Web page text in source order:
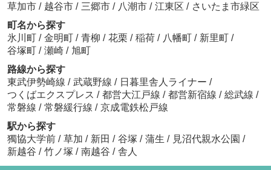
草加市 / 越谷市 / 三郷市 / 八潮市 / 江東区 / さいたま市緑区
町名から探す
氷川町 / 金明町 / 青柳 / 花栗 / 稲荷 / 八幡町 / 新里町 /
谷塚町 / 瀬崎 / 旭町
路線から探す
東武伊勢崎線 / 武蔵野線 / 日暮里舎人ライナー /
つくばエクスプレス / 都営大江戸線 / 都営新宿線 / 総武線 /
常磐線 / 常磐緩行線 / 京成電鉄松戸線
駅から探す
獨協大学前 / 草加 / 新田 / 谷塚 / 蒲生 / 見沼代親水公園 /
新越谷 / 竹ノ塚 / 南越谷 / 舎人